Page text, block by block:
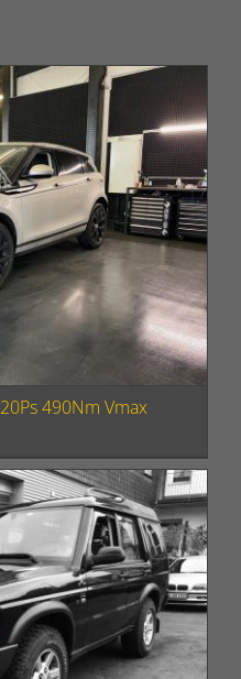
490Nm Vmax